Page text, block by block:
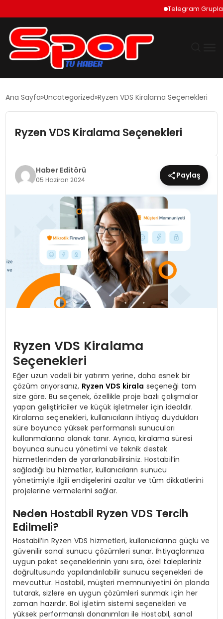
Telegram
SIYASET
TEKNOLOJI
MAGAZIN
YAŞAM
Ana Sayfa Uncategorized Ryzen VDS Kiralama Seçenekleri
Ryzen VDS Kiralama Seçenekleri
Haber Editörü
05 Haziran 2024 Paylaş
Ryzen VDS Kiralama
Seçenekleri
Eğer uzun vadeli bir yatırım yerine, daha esnek bir
çözüm arıyorsanız, Ryzen VDS kirala seçeneği tam
size göre. Bu seçenek, özellikle proje bazlı çalışmalar
yapan geliştiriciler ve küçük işletmeler için idealdir.
Kiralama seçenekleri, kullanıcıların ihtiyaç duydukları
süre boyunca yüksek performanslı sunucuları
kullanmalarına olanak tanır. Ayrıca, kiralama süresi
boyunca sunucu yönetimi ve teknik destek
hizmetlerinden de yararlanabilirsiniz. Hostabil’in
sağladığı bu hizmetler, kullanıcıların sunucu
yönetimiyle ilgili endişelerini azaltır ve tüm dikkatlerini
projelerine vermelerini sağlar.
Neden Hostabil Ryzen VDS Tercih
Edilmeli?
Hostabil’in Ryzen VDS hizmetleri, kullanıcılarına güçlü ve
güvenilir sanal sunucu çözümleri sunar. İhtiyaçlarınıza
uygun paket seçeneklerinin yanı sıra, özel talepleriniz
doğrultusunda yapılandırılabilir sunucu seçenekleri de
mevcuttur. Hostabil, müşteri memnuniyetini ön planda
tutarak, sizlere en uygun çözümleri sunmak için her
zaman hazırdır. Bol işletim sistemi seçenekleri ve
yüksek performanslı donanımları ile Hostabil, sanal